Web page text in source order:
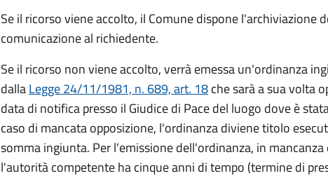
Se il ricorso viene accolto, il Comune dispone l'archiviazione
comunicazione al richiedente.
Se il ricorso non viene accolto, verrà emessa un'ordinanza
dallaLegge 24/11/1981, n. 689, art. 18che sarà a sua volta
data di notifica presso il Giudice di Pace del luogo dove è
caso di mancata opposizione, l'ordinanza diviene titolo
somma ingiunta. Per l'emissione dell'ordinanza, in
l'autorità competente ha cinque anni di tempo (termine di